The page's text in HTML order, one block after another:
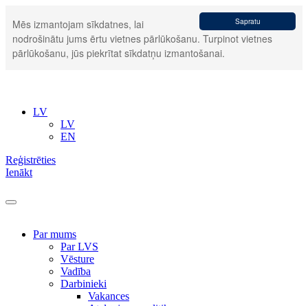
Sapratu
Mēs izmantojam sīkdatnes, lai
nodrošinātu jums ērtu vietnes pārlūkošanu. Turpinot vietnes
pārlūkošanu, jūs piekrītat sīkdatņu izmantošanai.
LV
LV
EN
Reģistrēties
Ienākt
Par mums
Par LVS
Vēsture
Vadība
Darbinieki
Vakances